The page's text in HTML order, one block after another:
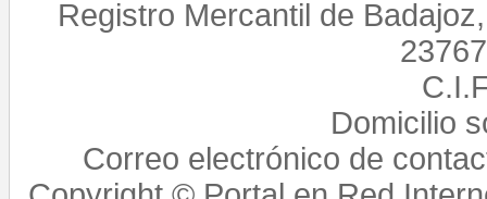
Registro Mercantil de
Domicilio
Correo electrónico de